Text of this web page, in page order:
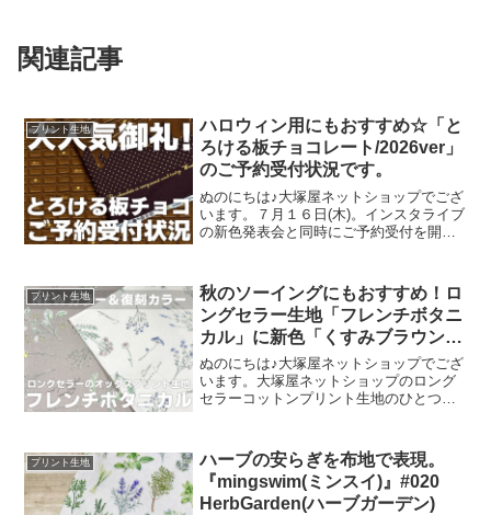
関連記事
プリント生地
ハロウィン用にもおすすめ☆「と
ろける板チョコレート/2026ver」
のご予約受付状況です。
ぬのにちは♪大塚屋ネットショップでござ
います。７月１６日(木)。インスタライブ
の新色発表会と同時にご予約受付を開始
ョン。「復刻カラー３色」と「新色３
色」の全６色にて展
プリント生地
秋のソーイングにもおすすめ！ロ
ングセラー生地「フレンチボタニ
カル」に新色「くすみブラウン」
が登場！
ぬのにちは♪大塚屋ネットショップでござ
います。大塚屋ネットショップのロング
セラーコットンプリント生地のひとつ
た「ペールピンク」の再販が、この度決
定いたしました。2026
プリント生地
ハーブの安らぎを布地で表現。
『mingswim(ミンスイ)』#020
HerbGarden(ハーブガーデン)